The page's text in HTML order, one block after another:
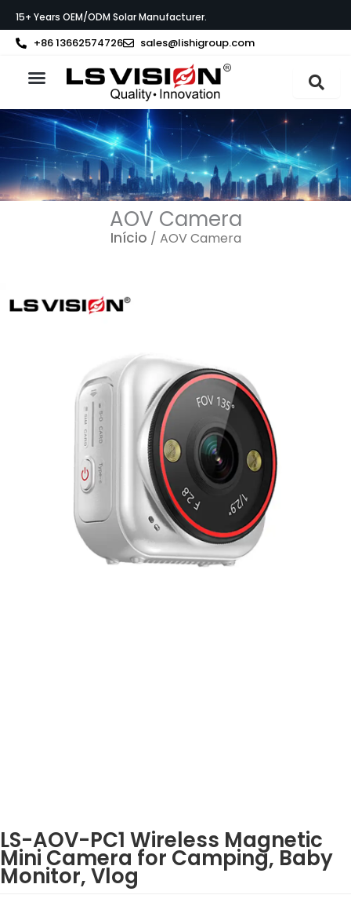
to
content
15+ Years OEM/ODM Solar Manufacturer.
+86 13662574726 sales@lishigroup.com
AOV Camera
Início / AOV Camera
LS-AOV-PC1 Wireless Magnetic
Mini Camera for Camping, Baby
Monitor, Vlog